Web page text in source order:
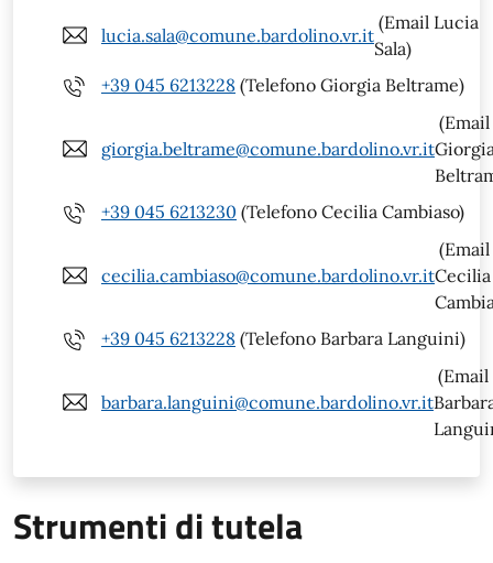
lucia.sala@comune.bardolino.vr.it
(Email Lucia
Sala)
+39 045 6213228 (Telefono Giorgia Beltrame)
giorgia.beltrame@comune.bardolino.vr.it
(Email
+39 045 6213230 (Telefono Cecilia Cambiaso)
cecilia.cambiaso@comune.bardolino.vr.it
(Email
Cecilia
+39 045 6213228 (Telefono Barbara Languini)
barbara.languini@comune.bardolino.vr.it
(Email
Strumenti di tutela